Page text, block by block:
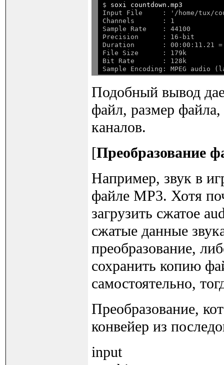
$ soxi countdown.mp3
Input File     : '/home/tux/
Channels       : 1
Sample Rate    : 44100
Precision      : 16-bit
Duration       : 00:00:11.21 =
File Size      : 179k
Bit Rate       : 128k
Подобный вывод
файл, размер файла,
каналов.
[Преобразование
Например, звук в
файле MP3. Хотя
загрузить сжатое
сжатые данные
преобразование,
сохранить копию
самостоятельно,
Преобразование,
конвейер из
input